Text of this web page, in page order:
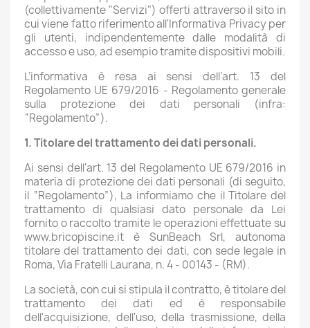
(collettivamente "Servizi") offerti attraverso il sito in
cui viene fatto riferimento all'Informativa Privacy per
gli utenti, indipendentemente dalle modalità di
accesso e uso, ad esempio tramite dispositivi mobili.
L’informativa è resa ai sensi dell’art. 13 del
Regolamento UE 679/2016 - Regolamento generale
sulla protezione dei dati personali (infra:
“Regolamento”).
1. Titolare del trattamento dei dati personali.
Ai sensi dell'art. 13 del Regolamento UE 679/2016 in
materia di protezione dei dati personali (di seguito,
il “Regolamento”), La informiamo che il Titolare del
trattamento di qualsiasi dato personale da Lei
fornito o raccolto tramite le operazioni effettuate su
www.bricopiscine.it è SunBeach Srl, autonoma
titolare del trattamento dei dati, con sede legale in
Roma, Via Fratelli Laurana, n. 4 - 00143 - (RM).
La società, con cui si stipula il contratto, è titolare del
trattamento dei dati ed è responsabile
dell'acquisizione, dell'uso, della trasmissione, della